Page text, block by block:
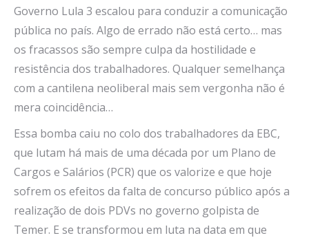
Governo Lula 3 escalou para conduzir a comunicação
pública no país. Algo de errado não está certo… mas
os fracassos são sempre culpa da hostilidade e
resistência dos trabalhadores. Qualquer semelhança
com a cantilena neoliberal mais sem vergonha não é
mera coincidência…
Essa bomba caiu no colo dos trabalhadores da EBC,
que lutam há mais de uma década por um Plano de
Cargos e Salários (PCR) que os valorize e que hoje
sofrem os efeitos da falta de concurso público após a
realização de dois PDVs no governo golpista de
Temer. E se transformou em luta na data em que